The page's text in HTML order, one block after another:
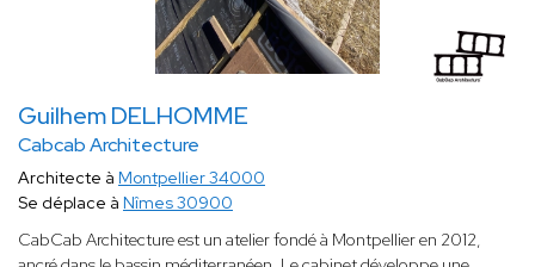
Guilhem DELHOMME
Cabcab Architecture
Architecte à Montpellier 34000
Se déplace à Nîmes 30900
CabCab Architecture est un atelier fondé à Montpellier en 2012,